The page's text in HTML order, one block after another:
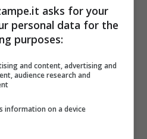
nel caso dei
pollice e l’alluce
una presa di
asks for your
personal data for the
purposes:
and content, advertising and
audience research and
information on a device